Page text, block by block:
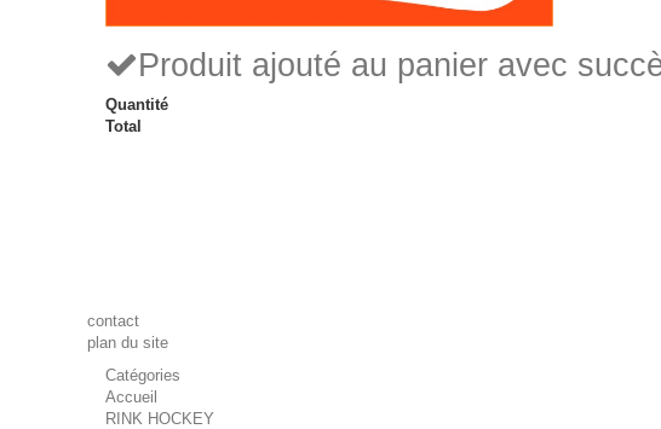
Produit ajouté au panier avec
Quantité
Total
contact
plan du site
Catégories
Accueil
RINK HOCKEY